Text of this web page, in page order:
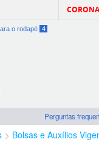
o rodapé 4
Perguntas
Bolsas e Auxílios